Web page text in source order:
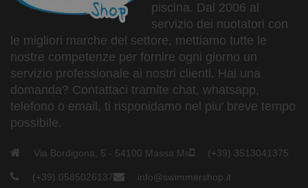
piscina. Dal 2006 al
servizio dei nuotatori con
le migliori marche del settore, mettiamo tutte le
nostre competenze per fornire ogni giorno un
servizio professionale ai nostri clienti. Hai una
domanda? Contattaci tramite chat, whatsapp,
telefono o email, ti risponidamo nel piu' breve tempo
possibile.
Via Bordigona, 5 - 54100 Massa Ms (+39) 3513041375
(+39) 0585026137 info@swimmershop.it